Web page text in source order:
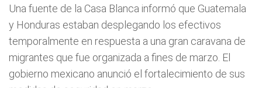
Una fuente de la Casa Blanca informó que Guatemala
y Honduras estaban desplegando los efectivos
temporalmente en respuesta a una gran caravana de
migrantes que fue organizada a fines de marzo. El
gobierno mexicano anunció el fortalecimiento de sus